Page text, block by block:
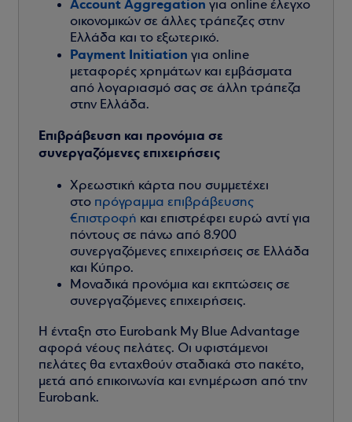
Account Aggregation για online έλεγχο
οικονομικών σε άλλες τράπεζες στην
Ελλάδα και το εξωτερικό.
Payment Initiation για online
μεταφορές χρημάτων και εμβάσματα
από λογαριασμό σας σε άλλη τράπεζα
στην Ελλάδα.
Επιβράβευση και προνόμια σε
συνεργαζόμενες επιχειρήσεις
Χρεωστική κάρτα που συμμετέχει
στο πρόγραμμα επιβράβευσης
€πιστροφή και επιστρέφει ευρώ αντί για
πόντους σε πάνω από 8.900
συνεργαζόμενες επιχειρήσεις σε Ελλάδα
και Κύπρο.
Μοναδικά προνόμια και εκπτώσεις σε
συνεργαζόμενες επιχειρήσεις.
Η ένταξη στο Eurobank My Blue Advantage
αφορά νέους πελάτες. Οι υφιστάμενοι
πελάτες θα ενταχθούν σταδιακά στο πακέτο,
μετά από επικοινωνία και ενημέρωση από την
Eurobank.